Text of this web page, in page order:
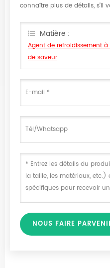
connaître plus de détails, s'il
Matière :
Agent de refroidissement
de saveur